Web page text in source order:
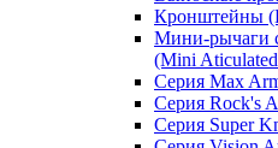
Кронштейны
Мини-рычаги
(Mini
Серия Max
Серия Rock's
Серия Super